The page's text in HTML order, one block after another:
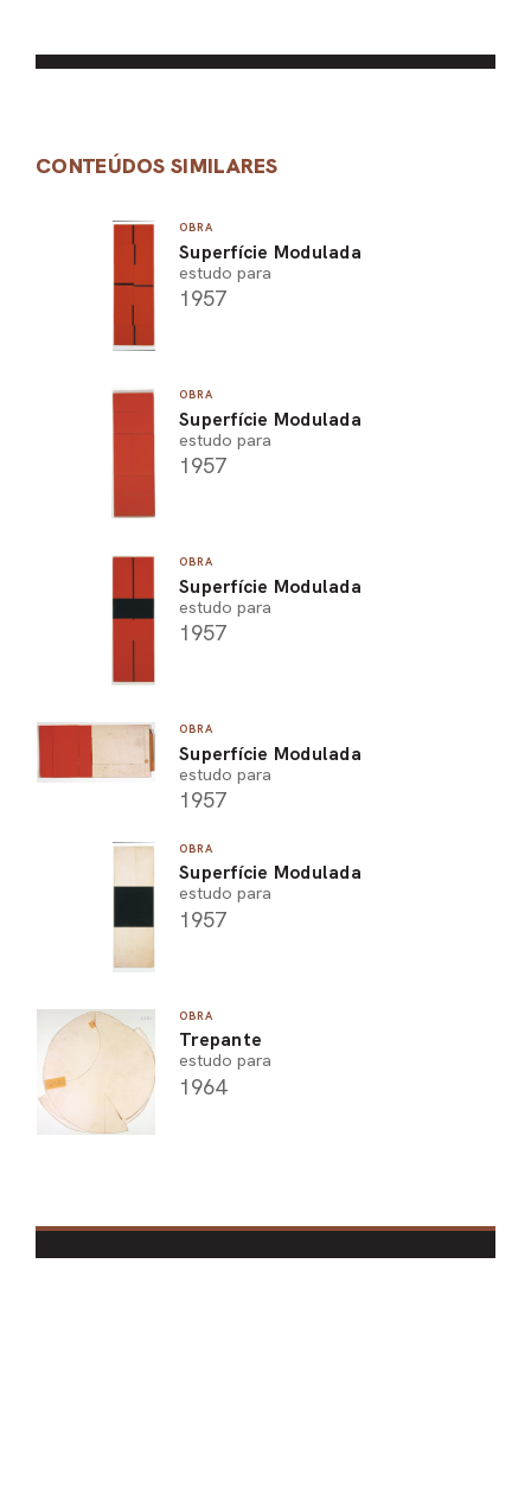
CONTEÚDOS SIMILARES
OBRA
Superfície Modulada
estudo para
1957
OBRA
Superfície Modulada
estudo para
1957
OBRA
Superfície Modulada
estudo para
1957
OBRA
Superfície Modulada
estudo para
1957
OBRA
Superfície Modulada
estudo para
1957
OBRA
Trepante
estudo para
1964